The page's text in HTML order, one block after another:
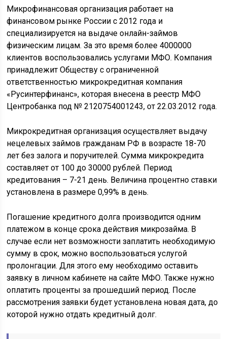
Микрофинансовая организация работает на
финансовом рынке России с 2012 года и
специализируется на выдаче онлайн-займов
физическим лицам. За это время более 4000000
клиентов воспользовались услугами МФО. Компания
принадлежит Обществу с ограниченной
ответственностью микрокредитная компания
«Русинтерфинанс», которая внесена в реестр МФО
Центробанка под № 2120754001243, от 22.03.2012 года.
Микрокредитная организация осуществляет выдачу
нецелевых займов гражданам РФ в возрасте 18-70
лет без залога и поручителей. Сумма микрокредита
составляет от 100 до 30000 рублей. Период
кредитования – 7-21 день. Величина процентно ставки
установлена в размере 0,99% в день.
Погашение кредитного долга производится одним
платежом в конце срока действия микрозайма. В
случае если нет возможности заплатить необходимую
сумму в срок, можно воспользоваться услугой
пролонгации. Для этого ему необходимо оставить
заявку в личном кабинете на сайте МФО. Также нужно
оплатить проценты за прошедший период. После
рассмотрения заявки будет установлена новая дата, до
которой нужно отдать кредитный долг.